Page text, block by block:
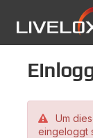
Um
eingeloggt